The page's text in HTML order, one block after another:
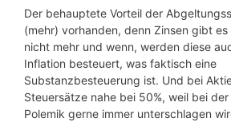
Der behauptete Vorteil der
(mehr) vorhanden, denn Zinsen gibt
nicht mehr und wenn, werden diese
Inflation besteuert, was faktisch eine
Substanzbesteuerung ist. Und bei
Steuersätze nahe bei 50%, weil bei
Polemik gerne immer unterschlagen